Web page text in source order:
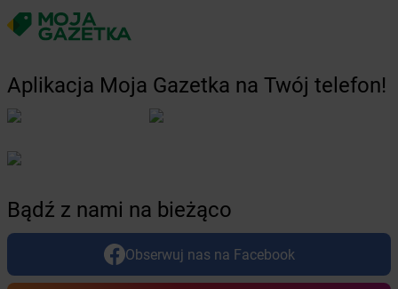
Żabka Bukowiec
Żabka Bukowina Tatrzańska
Żabka
Bulowice
Żabka Busko-Zdrój
Żabka
Żabka
Żabka Bydlin
Żabka Bydlino
Bystra Podhalańska
Aplikacja Moja Gazetka na Twój telefon!
Bądź z nami na bieżąco
Obserwuj nas na Facebook